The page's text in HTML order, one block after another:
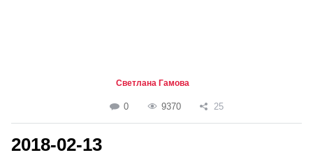
Светлана Гамова
0 9370 25
2018-02-13